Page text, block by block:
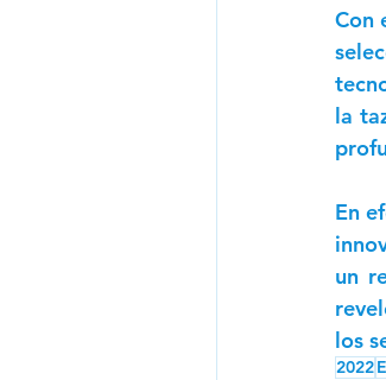
Con
la
En
un
los
2022